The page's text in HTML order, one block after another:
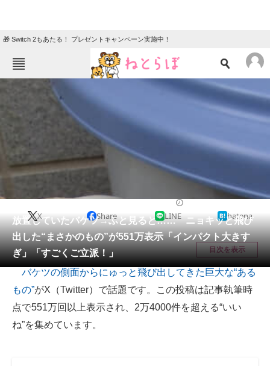
🎁 Switch 2もあたる！ プレゼントキャンペーン実施中！
ねとらぼメニュー
グルメ
住まい 教育・育児
会員記事
メディア
注目記事を集めた総合ページ
ITの今と未来を見通す
スマホと通信の最新トレンド
放置していたバケツ→ふと見ると…… ニョキッと飛び
出した“まさかのもの”が551万表示「インパクト大きす
ぎ」「すごくご立派！」
X Share LINE hatena
目次を表示
バケツの側面からにゅっと飛び出してきた巨大な“ある
もの”がX（Twitter）で話題です。この投稿は記事執筆時
点で551万回以上表示され、2万4000件を超える“いい
ね”を集めています。